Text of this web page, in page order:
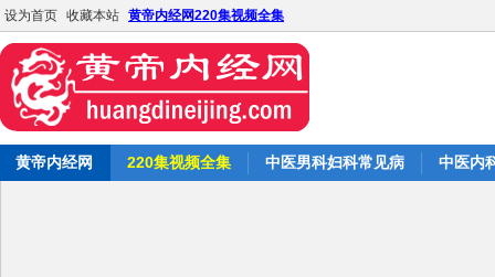
设为首页 收藏本站 黄帝内经网220集视频全集
黄帝内经网 220集视频全集 中医男科妇科常见病 中医内